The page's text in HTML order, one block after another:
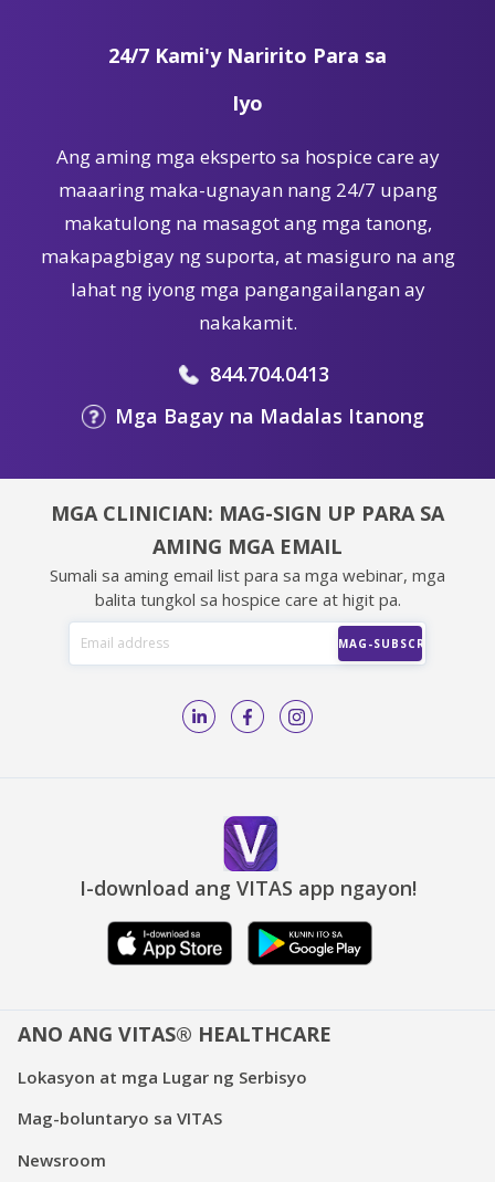
24/7 Kami'y Naririto Para sa
Iyo
Ang aming mga eksperto sa hospice care ay
maaaring maka-ugnayan nang 24/7 upang
makatulong na masagot ang mga tanong,
makapagbigay ng suporta, at masiguro na ang
lahat ng iyong mga pangangailangan ay
nakakamit.
844.704.0413
Mga Bagay na Madalas Itanong
MGA CLINICIAN: MAG-SIGN UP PARA SA
AMING MGA EMAIL
Sumali sa aming email list para sa mga webinar, mga
balita tungkol sa hospice care at higit pa.
I-download ang VITAS app ngayon!
ANO ANG VITAS® HEALTHCARE
Lokasyon at mga Lugar ng Serbisyo
Mag-boluntaryo sa VITAS
Newsroom